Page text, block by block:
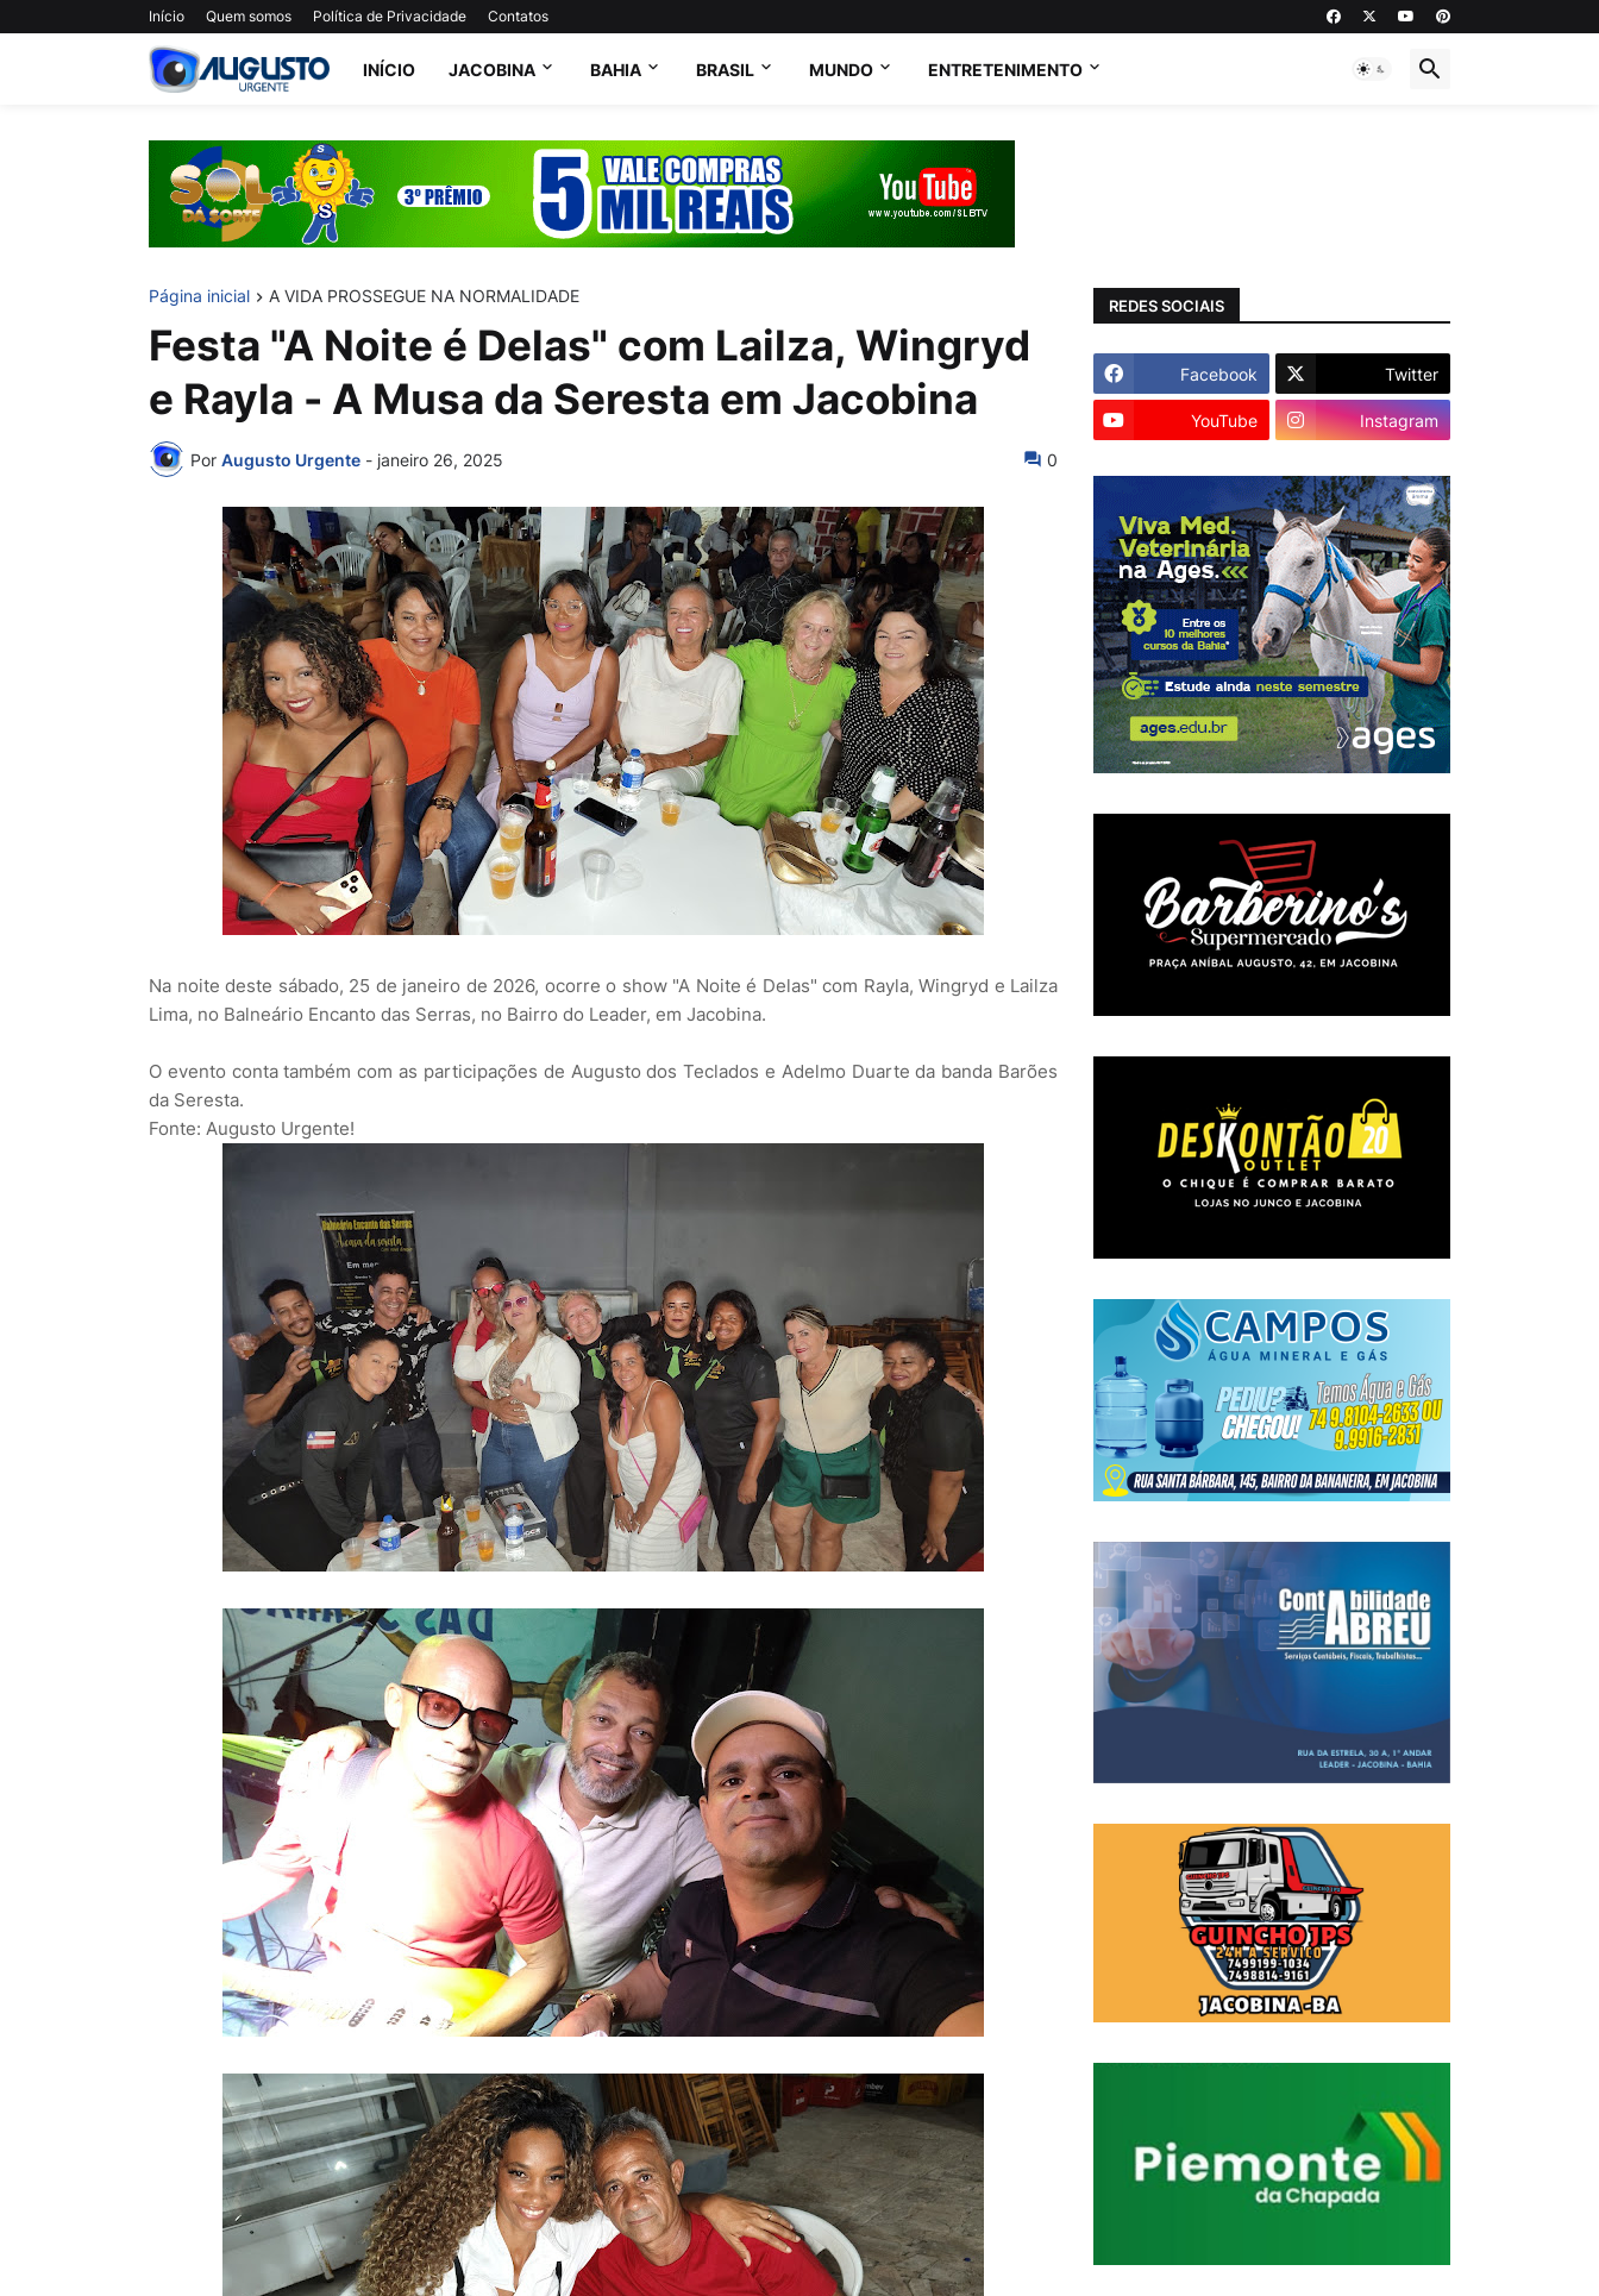
Início Quem somos Política de Privacidade Contatos
INÍCIO JACOBINA BAHIA BRASIL MUNDO ENTRETENIMENTO
Página inicial A VIDA PROSSEGUE NA NORMALIDADE
Festa "A Noite é Delas" com Lailza, Wingryd
e Rayla - A Musa da Seresta em Jacobina
Por Augusto Urgente - janeiro 26, 2025 0
Na noite deste sábado, 25 de janeiro de 2026, ocorre o show "A Noite é Delas" com Rayla, Wingryd e Lailza
Lima, no Balneário Encanto das Serras, no Bairro do Leader, em Jacobina.
O evento conta também com as participações de Augusto dos Teclados e Adelmo Duarte da banda Barões
da Seresta.
Fonte: Augusto Urgente!
REDES SOCIAIS
Facebook Twitter
YouTube Instagram